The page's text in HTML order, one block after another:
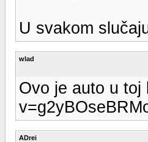
U svakom
wlad
Ovo je auto u toj
ADrei